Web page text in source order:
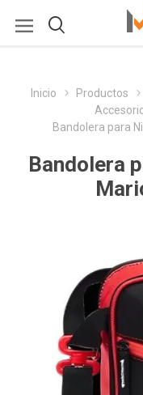
Inicio Productos
Bandolera para
Bandolera